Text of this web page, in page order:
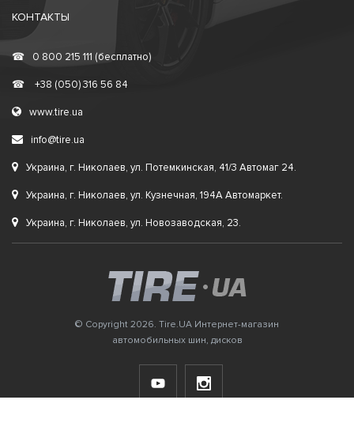
КОНТАКТЫ
☎ 0 800 215 111 (бесплатно)
☎ +38 (050) 316 56 84
www.tire.ua
info@tire.ua
Украина, г. Николаев, ул. Потемкинская, 41/3 Автомаг 24.
Украина, г. Николаев, ул. Кузнечная, 194А Автомаркет.
Украина, г. Николаев, ул. Новозаводская, 23.
© Copyright 2026. Tire.UA Интернет-магазин
автомобильных шин, дисков